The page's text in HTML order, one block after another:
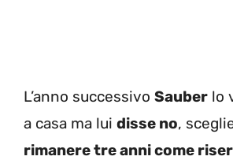
L’anno successivo Sauber lo
a casa ma lui disse no,
rimanere tre anni come